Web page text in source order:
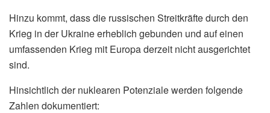
Hinzu kommt, dass die russischen Streitkräfte durch den
Krieg in der Ukraine erheblich gebunden und auf einen
umfassenden Krieg mit Europa derzeit nicht ausgerichtet
sind.
Hinsichtlich der nuklearen Potenziale werden folgende
Zahlen dokumentiert: